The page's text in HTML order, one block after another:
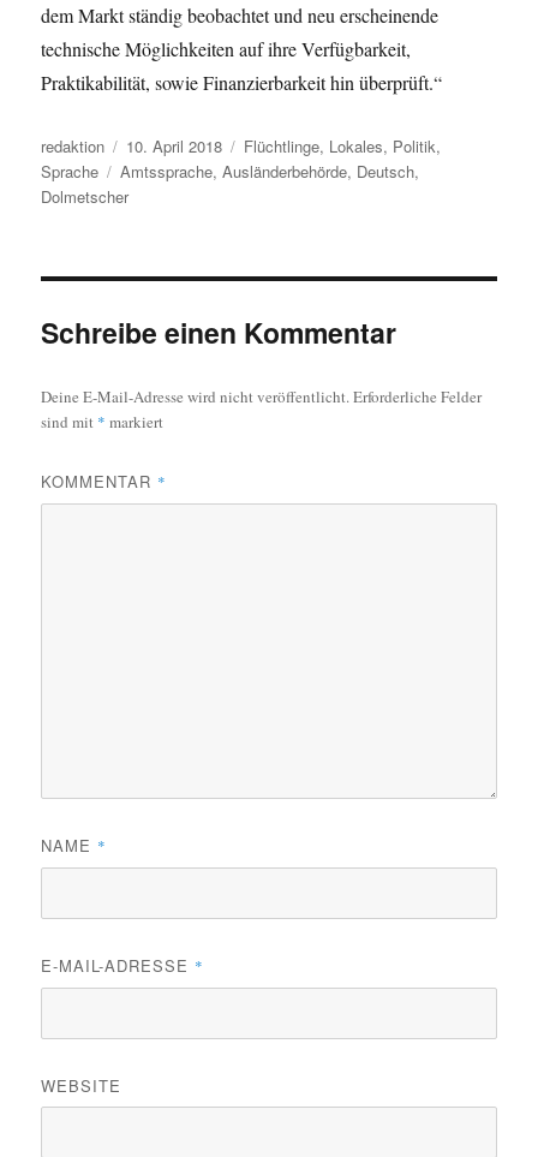
dem Markt ständig beobachtet und neu erscheinende
technische Möglichkeiten auf ihre Verfügbarkeit,
Praktikabilität, sowie Finanzierbarkeit hin überprüft.“
Autor
redaktion
Veröffentlicht
am
10. April 2018 Kategorien
Flüchtlinge, Lokales, Politik,
Sprache
Schlagwörter
Amtssprache,Ausländerbehörde, Deutsch,
Dolmetscher
Schreibe einen Kommentar
Deine E-Mail-Adresse wird nicht veröffentlicht.Erforderliche Felder
sind mit * markiert
KOMMENTAR *
NAME *
E-MAIL-ADRESSE *
WEBSITE